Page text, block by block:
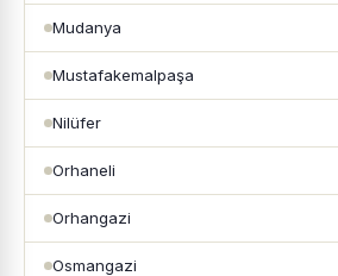
Mudanya
Mustafakemalpaşa
Nilüfer
Orhaneli
Orhangazi
Osmangazi